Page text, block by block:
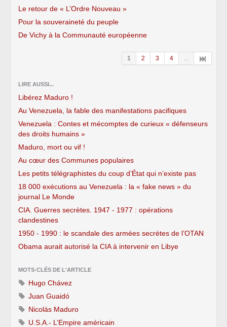
Le retour de « L’Ordre Nouveau »
Pour la souveraineté du peuple
De Vichy à la Communauté européenne
1 2 3 4 ...
LIRE AUSSI...
Libérez Maduro !
Au Venezuela, la fable des manifestations pacifiques
Venezuela : Contes et mécomptes de curieux « défenseurs
des droits humains »
Maduro, mort ou vif !
Au cœur des Communes populaires
Les petits télégraphistes du coup d’État qui n’existe pas
18 000 exécutions au Venezuela : la « fake news » du
journal Le Monde
CIA. Guerres secrètes. 1947 - 1977 : opérations
clandestines
1950 - 1990 : le scandale des armées secrètes de l’OTAN
Obama aurait autorisé la CIA à intervenir en Libye
MOTS-CLÉS DE L'ARTICLE
Hugo Chávez
Juan Guaidó
Nicolás Maduro
U.S.A.- L’Empire américain